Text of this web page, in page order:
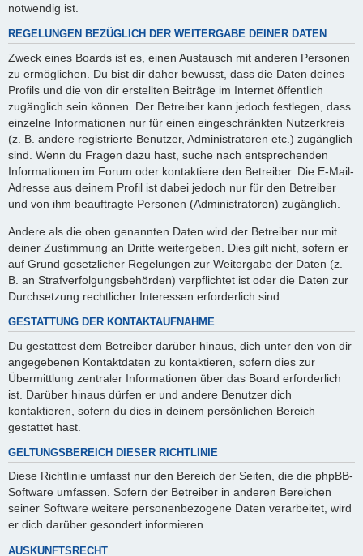
notwendig ist.
REGELUNGEN BEZÜGLICH DER WEITERGABE DEINER DATEN
Zweck eines Boards ist es, einen Austausch mit anderen Personen
zu ermöglichen. Du bist dir daher bewusst, dass die Daten deines
Profils und die von dir erstellten Beiträge im Internet öffentlich
zugänglich sein können. Der Betreiber kann jedoch festlegen, dass
einzelne Informationen nur für einen eingeschränkten Nutzerkreis
(z. B. andere registrierte Benutzer, Administratoren etc.) zugänglich
sind. Wenn du Fragen dazu hast, suche nach entsprechenden
Informationen im Forum oder kontaktiere den Betreiber. Die E-Mail-
Adresse aus deinem Profil ist dabei jedoch nur für den Betreiber
und von ihm beauftragte Personen (Administratoren) zugänglich.
Andere als die oben genannten Daten wird der Betreiber nur mit
deiner Zustimmung an Dritte weitergeben. Dies gilt nicht, sofern er
auf Grund gesetzlicher Regelungen zur Weitergabe der Daten (z.
B. an Strafverfolgungsbehörden) verpflichtet ist oder die Daten zur
Durchsetzung rechtlicher Interessen erforderlich sind.
GESTATTUNG DER KONTAKTAUFNAHME
Du gestattest dem Betreiber darüber hinaus, dich unter den von dir
angegebenen Kontaktdaten zu kontaktieren, sofern dies zur
Übermittlung zentraler Informationen über das Board erforderlich
ist. Darüber hinaus dürfen er und andere Benutzer dich
kontaktieren, sofern du dies in deinem persönlichen Bereich
gestattet hast.
GELTUNGSBEREICH DIESER RICHTLINIE
Diese Richtlinie umfasst nur den Bereich der Seiten, die die phpBB-
Software umfassen. Sofern der Betreiber in anderen Bereichen
seiner Software weitere personenbezogene Daten verarbeitet, wird
er dich darüber gesondert informieren.
AUSKUNFTSRECHT